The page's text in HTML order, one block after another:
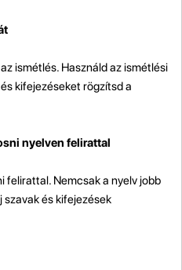
ismétlés. Használd az ismétlési
kifejezéseket rögzítsd a
nyelven felirattal
felirattal. Nemcsak a nyelv jobb
és kifejezések